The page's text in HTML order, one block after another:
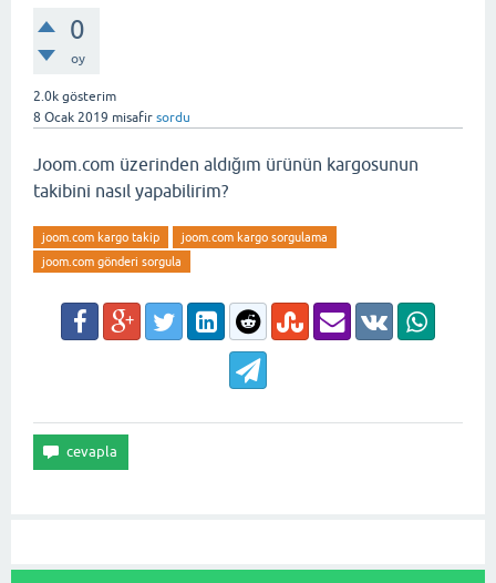
0
oy
2.0k gösterim
8 Ocak 2019 misafir sordu
Joom.com üzerinden aldığım ürünün kargosunun
takibini nasıl yapabilirim?
joom.com kargo takip
joom.com kargo sorgulama
joom.com gönderi sorgula